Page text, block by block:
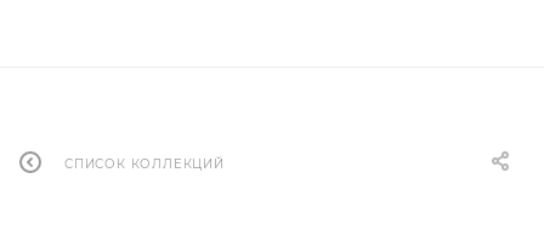
СПИСОК КОЛЛЕКЦИЙ